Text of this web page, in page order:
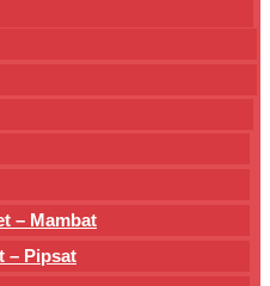
– Mambat
– Pipsat